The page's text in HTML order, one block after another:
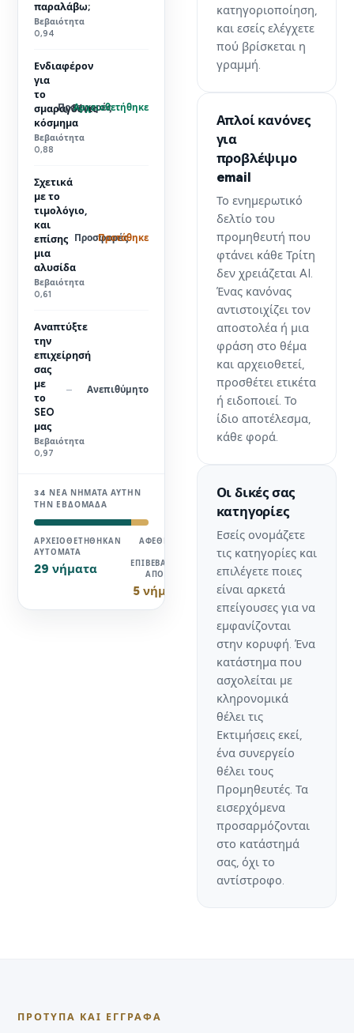
παραλάβω;
Βεβαιότητα
0,94
Ενδιαφέρον
για
το
σμαραγδένιο
κόσμημα
Βεβαιότητα
0,88
Προσφορές
Αρχειοθετήθηκε
Σχετικά
με το
τιμολόγιο,
και
επίσης
μια
αλυσίδα
Βεβαιότητα
0,61
Προσφορές
Προτάθηκε
Αναπτύξτε
την
επιχείρησή
σας
με
το
SEO
μας
Βεβαιότητα
0,97
– Ανεπιθύμητο
34 ΝΈΑ ΝΉΜΑΤΑ ΑΥΤΉΝ
ΤΗΝ ΕΒΔΟΜΆΔΑ
ΑΡΧΕΙΟΘΕΤΉΘΗΚΑΝ
ΑΥΤΌΜΑΤΑ
29 νήματα
ΑΦΈΘΗΚΑΝ
ΕΠΙΒΕΒΑΊΩΣΗ
ΑΠΌ ΕΣΆΣ
5 νήματα
κατηγοριοποίηση,
και εσείς ελέγχετε
πού βρίσκεται η
γραμμή.
Απλοί κανόνες
για
προβλέψιμο
email
Το ενημερωτικό
δελτίο του
προμηθευτή που
φτάνει κάθε Τρίτη
δεν χρειάζεται AI.
Ένας κανόνας
αντιστοιχίζει τον
αποστολέα ή μια
φράση στο θέμα
και αρχειοθετεί,
προσθέτει ετικέτα
ή ειδοποιεί. Το
ίδιο αποτέλεσμα,
κάθε φορά.
Οι δικές σας
κατηγορίες
Εσείς ονομάζετε
τις κατηγορίες και
επιλέγετε ποιες
είναι αρκετά
επείγουσες για να
εμφανίζονται
στην κορυφή. Ένα
κατάστημα που
ασχολείται με
κληρονομικά
θέλει τις
Εκτιμήσεις εκεί,
ένα συνεργείο
θέλει τους
Προμηθευτές. Τα
εισερχόμενα
προσαρμόζονται
στο κατάστημά
σας, όχι το
αντίστροφο.
ΠΡΌΤΥΠΑ ΚΑΙ ΈΓΓΡΑΦΑ